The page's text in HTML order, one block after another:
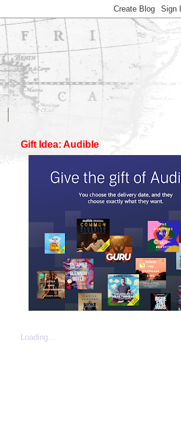
Gift Idea: Audible
Loading...